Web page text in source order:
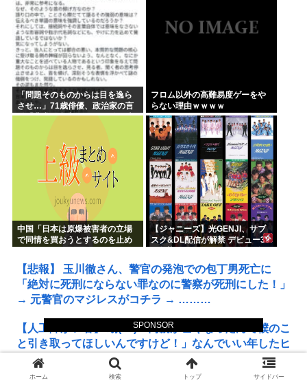
SPONSOR
「問題そのものからは目を逸ら
させ…」71歳俳優、政治家の言
動「非常に参考になる」 佐野史
フロム以外の高難易度ゲーをや
らない理由ｗｗｗｗ
中国「日本は原爆被害者の立場
で同情を買おうとするのを止め
【ジャニーズ】光GENJI、サブ
スク&DL配信が解禁 デビュー39
まで1年かけてリリース当時の日
付に順次配信予定
【悲報】 玉川徹さん、警官の発泡での包丁男死亡に
「絶対に死刑にならない罪なのに警察が死刑にした！」
→ 元警官のマジレスがコチラ → ………
【人工障がい者】 甥(28)「両親が亡くなったんで僕のこ
と引き取ってほしいんですけど！」なんでいい年したヒ
キニートを引き取らなきゃいけないんだ...
ホーム 検索 トップ サイドバー